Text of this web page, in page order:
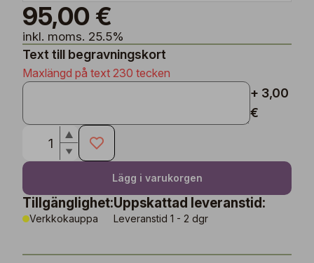
95,00 €
inkl. moms. 25.5%
Text till begravningskort
Maxlängd på text 230 tecken
+ 3,00
€
Lägg i varukorgen
Tillgänglighet:
Verkkokauppa
Uppskattad leveranstid:
Leveranstid 1 - 2 dgr